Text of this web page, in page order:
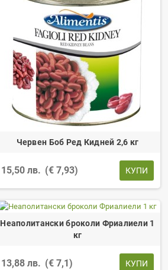
Червен Боб Ред Кидней 2,6 кг
15,50 лв. (€ 7,93) КУПИ
Неаполитански броколи Фриалиели 1
кг
13,88 лв. (€ 7,1) КУПИ